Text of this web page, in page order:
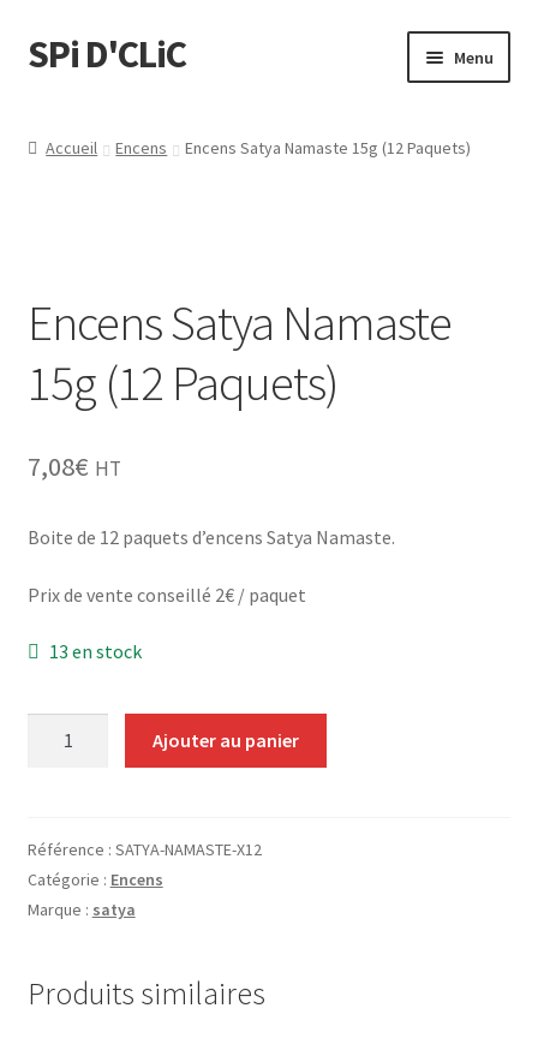
SPi D'CLiC Menu
Tubeuses/Rouleuses
Menthol
CBD, Poppers & Récréatifs
Alimentaire
Entretien / Nettoyage
Accueil Encens Encens Satya Namaste 15g (12 Paquets)
Encens Satya Namaste
15g (12 Paquets)
7,08€ HT
Boite de 12 paquets d’encens Satya Namaste.
Prix de vente conseillé 2€ / paquet
13 en stock
Namaste
15g
(12
Ajouter au panier
Référence : SATYA-NAMASTE-X12
Catégorie : Encens
Marque : satya
Produits similaires